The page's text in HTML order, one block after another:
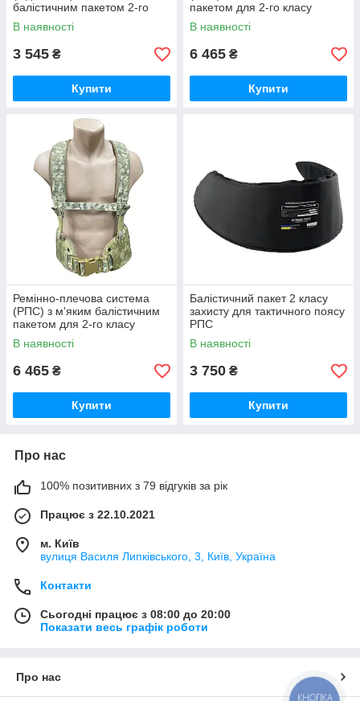
балістичним пакетом 2-го
класу захисту (ДСТУ
8782:2018) у кольорі піксель
В наявності
3 545 ₴
Купити
пакетом для 2-го класу
захисту ДСТУ 8782:2018
В наявності
6 465 ₴
Купити
Ремінно-плечова система
(РПС) з м'яким балістичним
пакетом для 2-го класу
захисту ДСТУ 8782:2018
В наявності
6 465 ₴
Купити
Балістичний пакет 2 класу
захисту для тактичного поясу
РПС
В наявності
3 750 ₴
Купити
Про нас
100% позитивних з 79 відгуків за рік
Працює з 22.10.2021
м. Київ
вулиця Василя Липківського, 3, Київ, Україна
Контакти
Сьогодні працює з 08:00 до 20:00
Показати весь графік роботи
Про нас
КНОПКА